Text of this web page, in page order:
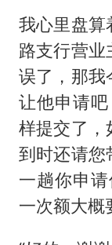
我心里盘算
路支行营
误了，那
让他申请
样提交了，
到时还请您
一趟你申请
一次额大概